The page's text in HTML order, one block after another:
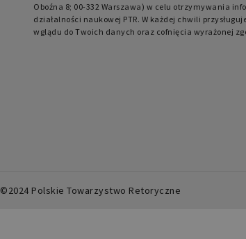
Oboźna 8; 00-332 Warszawa) w celu otrzymywania
działalności naukowej PTR. W każdej chwili
wglądu do Twoich danych oraz cofnięcia wyrażonej
©2024 Polskie Towarzystwo Retoryczne